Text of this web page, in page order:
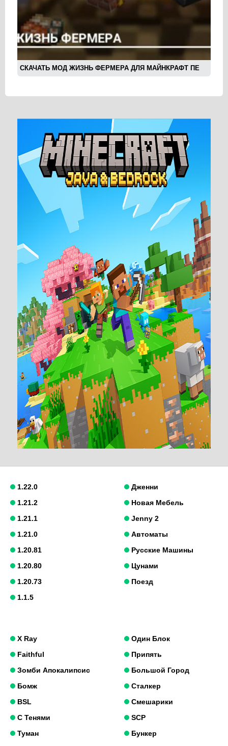
СКАЧАТЬ МОД ЖИЗНЬ ФЕРМЕРА ДЛЯ МАЙНКРАФТ ПЕ
1.22.0
1.21.2
1.21.1
1.21.0
1.20.81
1.20.80
1.20.73
1.1.5
Дженни
Новая Мебель
Jenny 2
Автоматы
Русские Машины
Цунами
Поезд
X Ray
Faithful
Зомби Апокалипсис
Бомж
BSL
С Тенями
Туман
Один Блок
Припять
Большой Город
Сталкер
Смешарики
SCP
Бункер